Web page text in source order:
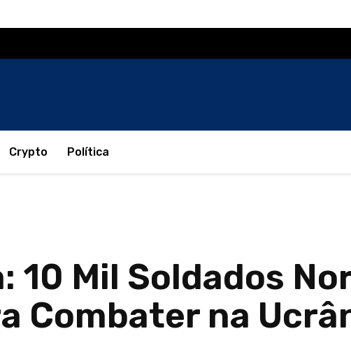
Crypto Política
10 Mil Soldados
Combater na